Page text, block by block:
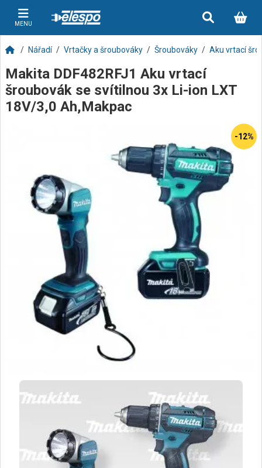
MENU
Nářadí Vrtačky a šroubováky Šroubováky Aku vrtací
Makita DDF482RFJ1 Aku vrtací
šroubovák se svítilnou 3x Li-ion LXT
18V/3,0 Ah,Makpac
-12%